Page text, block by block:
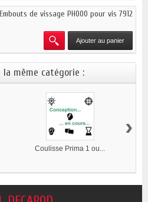
Embouts de vissage PH000 pour vis 7912
Ajouter au panier
même catégorie :
Coulisse Prima 1 ou...
›